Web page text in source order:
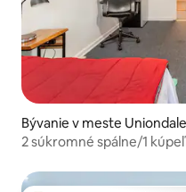
Bývanie v meste Uniondale
2 súkromné spálne/1